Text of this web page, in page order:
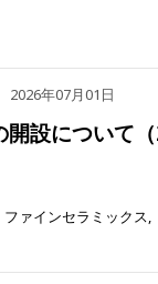
2026年07月01日
開設について
ファインセラミックス